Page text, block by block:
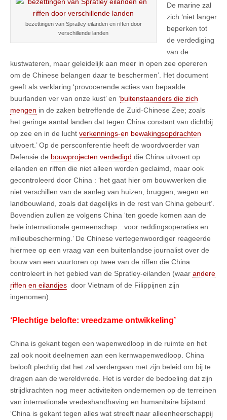
bezettingen van Spratley eilanden en riffen door
verschillende landen
De marine zal
zich ‘niet langer
beperken tot
de verdediging
van de
kustwateren, maar geleidelijk aan meer in open zee opereren
om de Chinese belangen daar te beschermen’. Het document
geeft als verklaring ‘provocerende acties van bepaalde
buurlanden ver van onze kust’ en ‘buitenstaanders die zich
mengen in de zaken betreffende de Zuid-Chinese Zee; zoals
het geringe aantal landen dat tegen China constant van dichtbij
op zee en in de lucht verkennings-en bewakingsopdrachten
uitvoert.’ Op de persconferentie heeft de woordvoerder van
Defensie de bouwprojecten verdedigd die China uitvoert op
eilanden en riffen die niet alleen worden geclaimd, maar ook
gecontroleerd door China : ‘het gaat hier om bouwwerken die
niet verschillen van de aanleg van huizen, bruggen, wegen en
landbouwland, zoals dat dagelijks in de rest van China gebeurt’.
Bovendien zullen ze volgens China ‘ten goede komen aan de
hele internationale gemeenschap…voor reddingsoperaties en
milieubescherming.’ De Chinese vertegenwoordiger reageerde
hiermee op een vraag van een buitenlandse journalist over de
bouw van een vuurtoren op twee van de riffen die China
controleert in het gebied van de Spratley-eilanden (waar andere
riffen en eilandjes door Vietnam of de Filippijnen zijn
ingenomen).
‘Plechtige belofte: vreedzame ontwikkeling’
China is gekant tegen een wapenwedloop in de ruimte en het
zal ook nooit deelnemen aan een kernwapenwedloop. China
belooft plechtig dat het zal verdergaan met zijn beleid om bij te
dragen aan de wereldvrede. Het is verder de bedoeling dat zijn
strijdkrachten nog meer activiteiten ondernemen op de terreinen
van internationale vredeshandhaving en humanitaire bijstand.
‘China is gekant tegen alles wat streeft naar alleenheerschappij